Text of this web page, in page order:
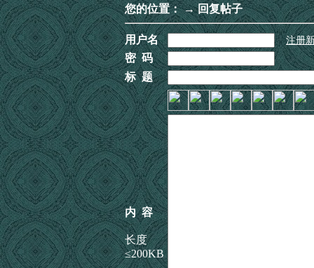
您的位置：→ 回复帖子
用户名 注册
密 码
标 题
内 容
长度
≤200KB